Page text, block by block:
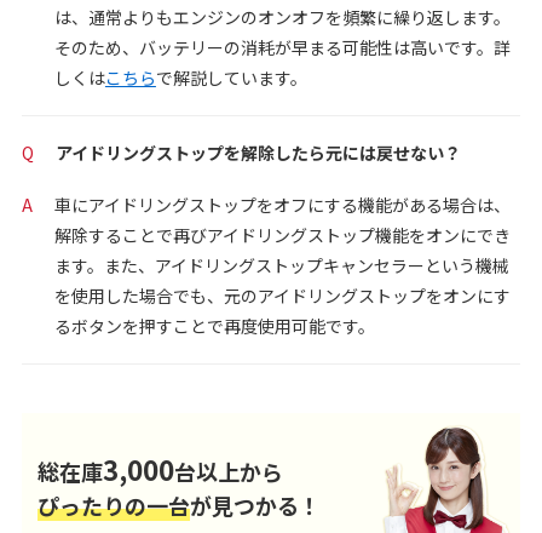
は、通常よりもエンジンのオンオフを頻繁に繰り返します。
そのため、バッテリーの消耗が早まる可能性は高いです。詳
しくはこちらで解説しています。
Q アイドリングストップを解除したら元には戻せない？
A
車にアイドリングストップをオフにする機能がある場合は、
解除することで再びアイドリングストップ機能をオンにでき
ます。また、アイドリングストップキャンセラーという機械
を使用した場合でも、元のアイドリングストップをオンにす
るボタンを押すことで再度使用可能です。
総在庫3,000台以上から
ぴったりの一台が見つかる！